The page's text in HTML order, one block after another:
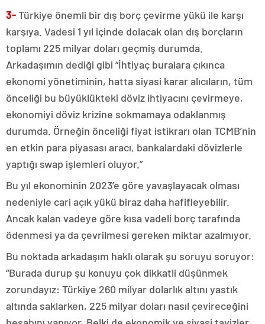
3-Türkiye önemli bir dış borç çevirme yükü ile karşı
karşıya. Vadesi 1 yıl içinde dolacak olan dış borçların
toplamı 225 milyar doları geçmiş durumda.
Arkadaşımın dediği gibi “İhtiyaç buralara çıkınca
ekonomi yönetiminin, hatta siyasi karar alıcıların, tüm
önceliği bu büyüklükteki döviz ihtiyacını çevirmeye,
ekonomiyi döviz krizine sokmamaya odaklanmış
durumda. Örneğin önceliği fiyat istikrarı olan TCMB’nin
en etkin para piyasası aracı, bankalardaki dövizlerle
yaptığı swap işlemleri oluyor.”
Bu yıl ekonominin 2023’e göre yavaşlayacak olması
nedeniyle cari açık yükü biraz daha hafifleyebilir.
Ancak kalan vadeye göre kısa vadeli borç tarafında
ödenmesi ya da çevrilmesi gereken miktar azalmıyor.
Bu noktada arkadaşım haklı olarak şu soruyu soruyor:
“Burada durup şu konuyu çok dikkatli düşünmek
zorundayız: Türkiye 260 milyar dolarlık altını yastık
altında saklarken, 225 milyar doları nasıl çevireceğini